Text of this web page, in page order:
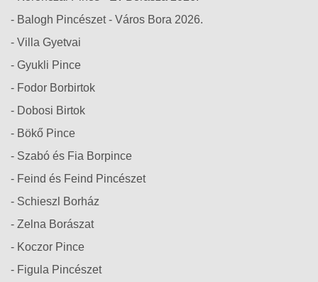
- Balogh Pincészet - Város Bora 2026.
- Villa Gyetvai
- Gyukli Pince
- Fodor Borbirtok
- Dobosi Birtok
- Bökő Pince
- Szabó és Fia Borpince
- Feind és Feind Pincészet
- Schieszl Borház
- Zelna Borászat
- Koczor Pince
- Figula Pincészet